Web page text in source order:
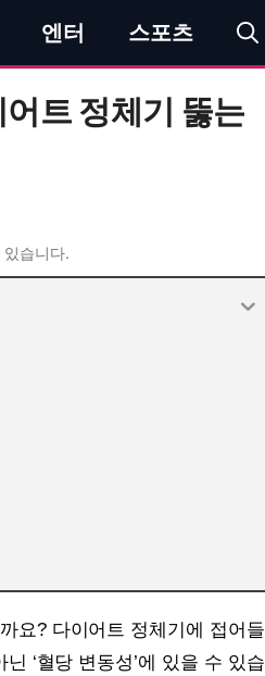
엔터 스포츠
트 정체기 뚫는
습니다.
요? 다이어트 정체기에 접어들
‘혈당 변동성’에 있을 수 있습